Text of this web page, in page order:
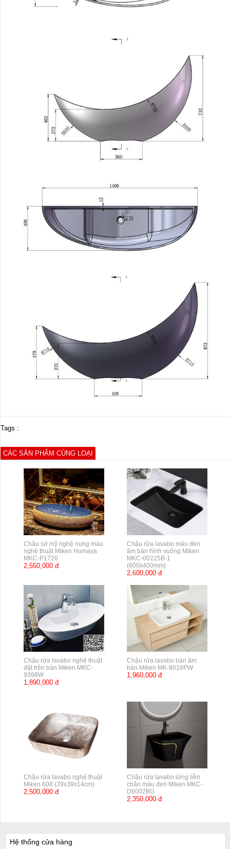
Tags :
CÁC SẢN PHẨM CÙNG LOẠI
Chậu sứ mỹ nghệ nung màu
nghệ thuật Miken Homaya
MKC-P1720
2,550,000 đ
Chậu rửa lavabo màu đen
âm bàn hình vuông Miken
MKC-00225B-1
(600x400mm)
2,600,000 đ
Chậu rửa lavabo nghệ thuật
đặt trên bàn Miken MKC-
9398W
1,890,000 đ
Chậu rửa lavabo bán âm
bàn Miken MK-8018PW
1,960,000 đ
Chậu rửa lavabo nghệ thuật
Miken 608 (39x39x14cm)
2,500,000 đ
Chậu rửa lavabo lửng liền
chân màu đen Miken MKC-
D6002BG
2,350,000 đ
Hệ thống cửa hàng